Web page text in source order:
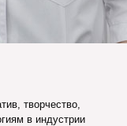
творчество,
в индустрии